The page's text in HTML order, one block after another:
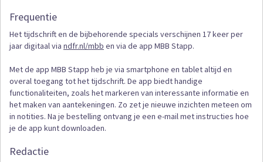
Frequentie
Het tijdschrift en de bijbehorende specials verschijnen 17 keer per
jaar digitaal via ndfr.nl/mbb en via de app MBB Stapp.
Met de app MBB Stapp heb je via smartphone en tablet altijd en
overal toegang tot het tijdschrift. De app biedt handige
functionaliteiten, zoals het markeren van interessante informatie en
het maken van aantekeningen. Zo zet je nieuwe inzichten meteen om
in notities. Na je bestelling ontvang je een e-mail met instructies hoe
je de app kunt downloaden.
Redactie